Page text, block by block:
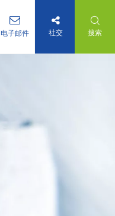
电子邮件 社交 搜索